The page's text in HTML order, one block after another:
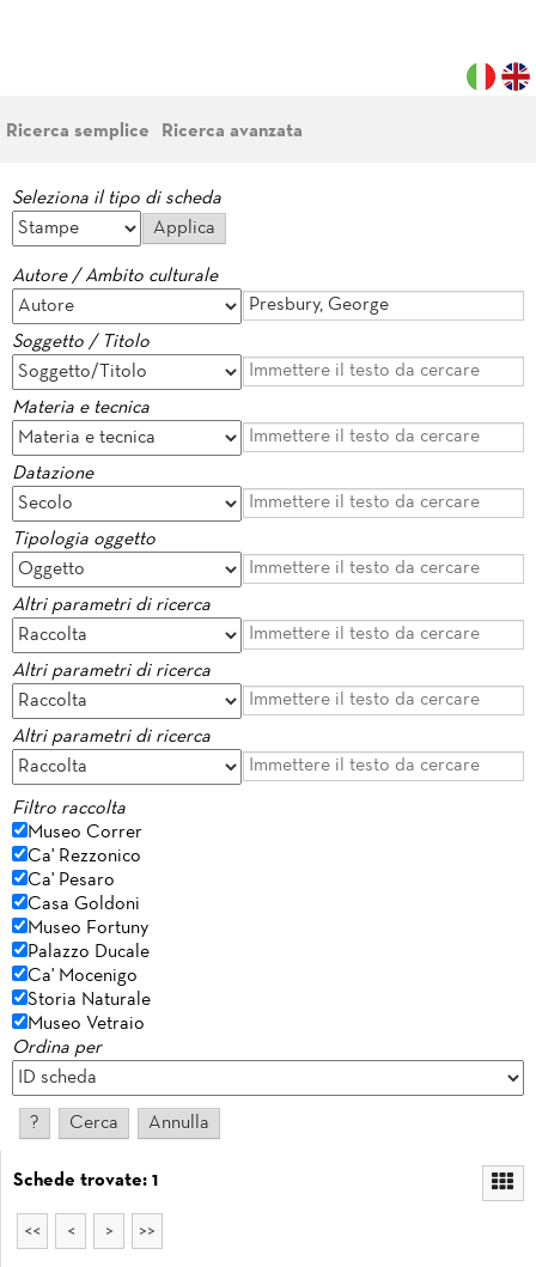
Ricerca semplice Ricerca avanzata
Seleziona il tipo di scheda
Autore / Ambito culturale
Soggetto / Titolo
Materia e tecnica
Datazione
Tipologia oggetto
Altri parametri di ricerca
Altri parametri di ricerca
Altri parametri di ricerca
Filtro raccolta
Museo Correr
Ca' Rezzonico
Ca' Pesaro
Casa Goldoni
Museo Fortuny
Palazzo Ducale
Ca' Mocenigo
Storia Naturale
Museo Vetraio
Ordina per
Schede trovate: 1
<< < > >>